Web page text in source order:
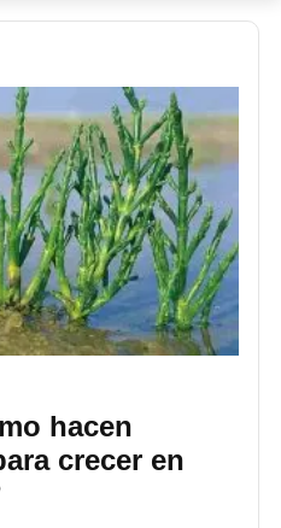
hacen
crecer en